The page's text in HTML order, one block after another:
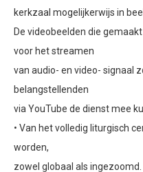
kerkzaal mogelijkerwijs in
De videobeelden die
voor het streamen
van audio- en video- signaal
belangstellenden
via YouTube de dienst mee
• Van het volledig liturgisch
worden,
zowel globaal als ingezoomd.